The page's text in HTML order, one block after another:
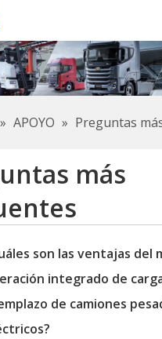
» APOYO » Preguntas
más
son las ventajas del
integrado de
de camiones